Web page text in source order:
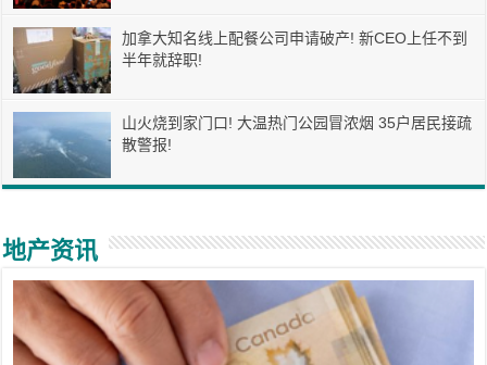
加拿大知名线上配餐公司申请破产! 新CEO上任不到
半年就辞职!
山火烧到家门口! 大温热门公园冒浓烟 35户居民接疏
散警报!
地产资讯